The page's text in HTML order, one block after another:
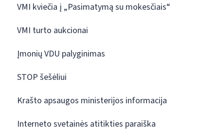
VMI kviečia į „Pasimatymą su mokesčiais“
VMI turto aukcionai
Įmonių VDU palyginimas
STOP šešėliui
Krašto apsaugos ministerijos informacija
Interneto svetainės atitikties paraiška